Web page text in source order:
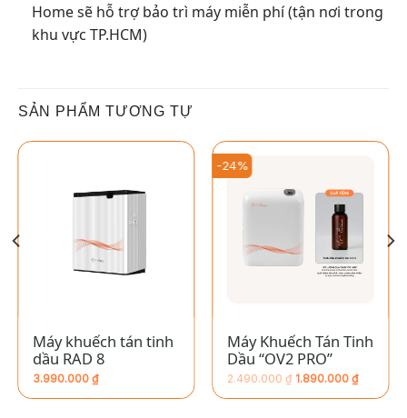
Home sẽ hỗ trợ bảo trì máy miễn phí (tận nơi trong
khu vực TP.HCM)
SẢN PHẨM TƯƠNG TỰ
Máy khuếch tán tinh
dầu RAD 8
3.990.000 ₫
-24%
Máy Khuếch Tán Tinh
Dầu “OV2 PRO”
2.490.000 ₫
gốc
1.890.000 ₫
hiện